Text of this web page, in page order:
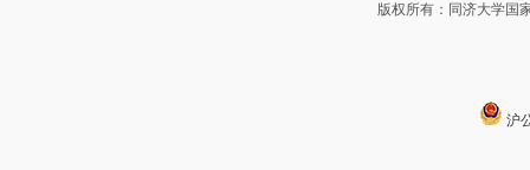
版权所有：同济大学国
沪